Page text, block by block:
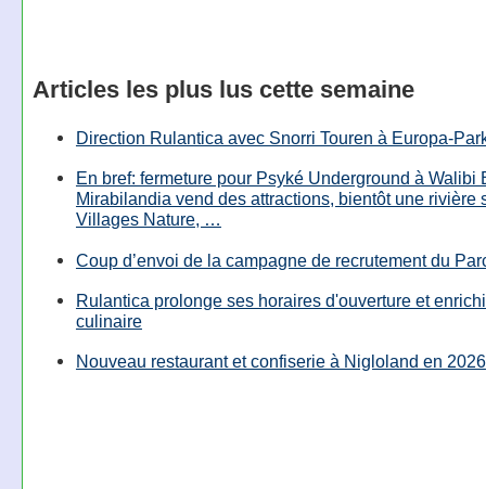
Articles les plus lus cette semaine
Direction Rulantica avec Snorri Touren à Europa-
En bref: fermeture pour Psyké Underground à Walibi
Mirabilandia vend des attractions, bientôt une rivière
Villages Nature, …
Coup d’envoi de la campagne de recrutement du
Rulantica prolonge ses horaires d'ouverture et
culinaire
Nouveau restaurant et confiserie à Nigloland en 2026